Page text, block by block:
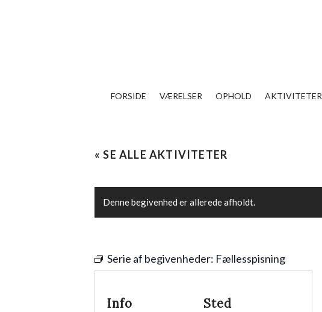
FORSIDE VÆRELSER OPHOLD AKTIVITETER
« SE ALLE AKTIVITETER
Denne begivenhed er allerede afholdt.
Serie af begivenheder: Fællesspisning
Info Sted